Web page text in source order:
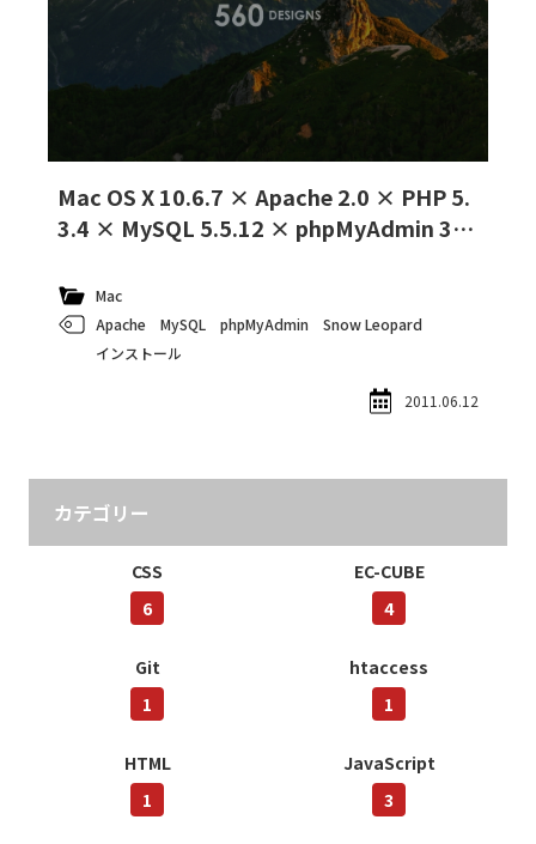
Mac OS X 10.6.7 × Apache 2.0 × PHP 5.
3.4 × MySQL 5.5.12 × phpMyAdmin 3.4.
Mac
Apache
MySQL phpMyAdmin
Snow Leopard
インストール
2011.06.12
カテゴリー
CSS
6
EC-CUBE
4
Git
1
htaccess
1
HTML
1
JavaScript
3